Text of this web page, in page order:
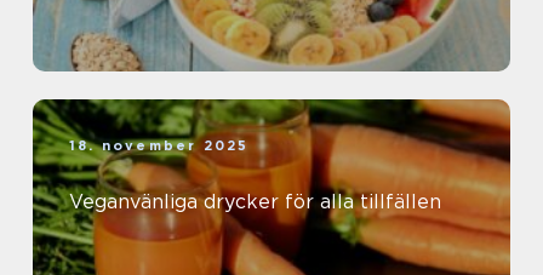
18. november 2025
Veganvänliga drycker för alla tillfällen